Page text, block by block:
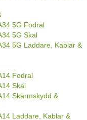
5G Fodral
5G Skal
5G Laddare, Kablar &
Fodral
Skal
Skärmskydd &
Laddare, Kablar &